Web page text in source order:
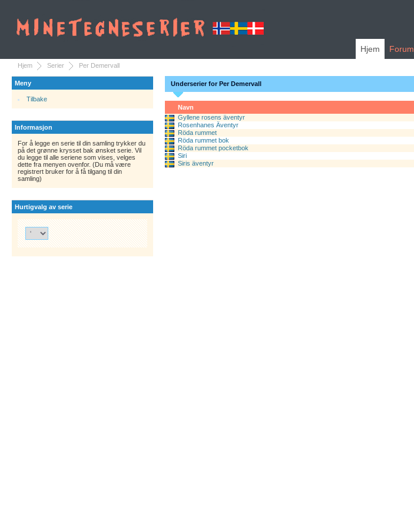
Hjem Forum
Hjem Serier Per Demervall
Meny
Tilbake
Informasjon
For å legge en serie til din samling trykker du
på det grønne krysset bak ønsket serie. Vil
du legge til alle seriene som vises, velges
dette fra menyen ovenfor. (Du må være
registrert bruker for å få tilgang til din
samling)
Hurtigvalg av serie
Underserier for Per Demervall
Navn
Gyllene rosens äventyr
Rosenhanes Äventyr
Röda rummet
Röda rummet bok
Röda rummet pocketbok
Siri
Siris äventyr